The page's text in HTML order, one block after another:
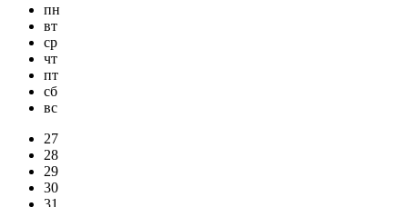
пн
вт
ср
чт
пт
сб
вс
27
28
29
30
31